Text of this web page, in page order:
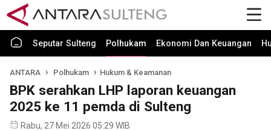
Seputar Sulteng Polhukam Ekonomi Dan Keuangan
ANTARA Polhukam Hukum & Keamanan
BPK serahkan LHP laporan keuangan
2025 ke 11 pemda di Sulteng
Rabu, 27 Mei 2026 05:29 WIB